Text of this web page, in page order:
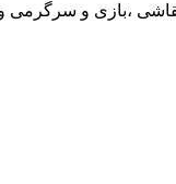
،بازی و سرگرمی و